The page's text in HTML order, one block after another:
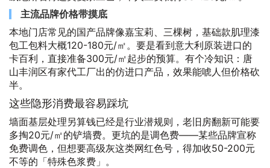
主流品牌价格带摸底
本地门店常见的国产品牌像嘉宝莉、三棵树，基础款肌理漆
包工包料大概120-180元/㎡。要是看到意大利原装进口的
卡百利，直接准备300元/㎡起步的预算。有个冷知识：唐
山丰润区有家代工厂出的仿进口产品，效果能唬人但价格砍
半。
这些隐形消费最容易踩坑
墙面基层处理另算钱已经是行业潜规则，老旧房翻新可能要
多掏20元/㎡的铲墙费。更坑的是调色费——某些品牌宣称
免费调色，但想要高级灰这类网红色号，得加收50-200元
不等的「特殊色浆费」。